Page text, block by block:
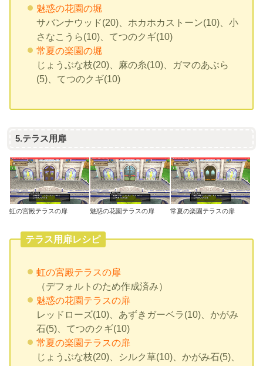
魅惑の花園の堀
サバンナウッド(20)、ホカホカストーン(10)、小
さなこうら(10)、てつのクギ(10)
常夏の楽園の堀
じょうぶな枝(20)、麻の糸(10)、ガマのあぶら
(5)、てつのクギ(10)
5.テラス用扉
虹の宮殿テラスの扉 魅惑の花園テラスの扉 常夏の楽園テラスの扉
テラス用扉レシピ
虹の宮殿テラスの扉
（デフォルトのため作成済み）
魅惑の花園テラスの扉
レッドローズ(10)、あずきガーベラ(10)、かがみ
石(5)、てつのクギ(10)
常夏の楽園テラスの扉
じょうぶな枝(20)、シルク草(10)、かがみ石(5)、